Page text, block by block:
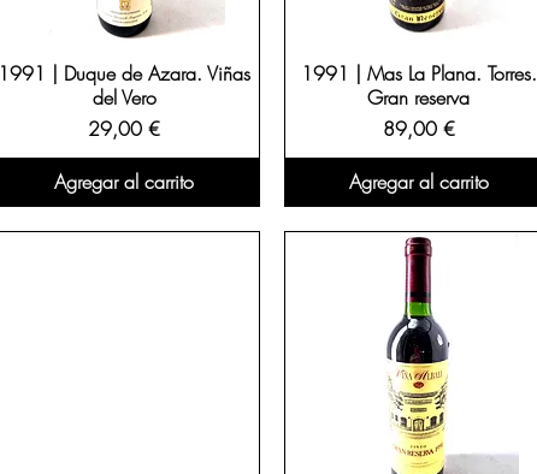
1991 | Duque de Azara. Viñas
del Vero
Precio
29,00 €
Agregar al carrito
1991 | Mas La Plana. Torres.
Gran reserva
Precio
89,00 €
Agregar al carrito